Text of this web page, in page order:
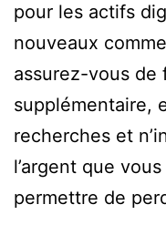
pour les actifs
nouveaux
assurez-vous de
supplémentaire,
recherches et
l’argent que
permettre de